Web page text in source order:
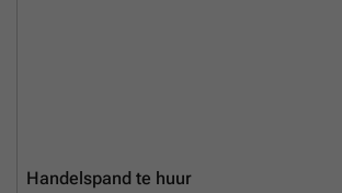
Handelspand te huur